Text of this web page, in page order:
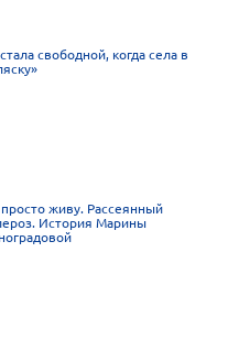
свободной, когда села в
живу. Рассеянный
История Марины